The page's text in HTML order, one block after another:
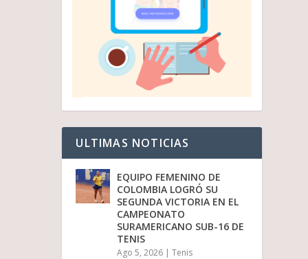
ULTIMAS NOTICIAS
EQUIPO FEMENINO DE
COLOMBIA LOGRÓ SU
SEGUNDA VICTORIA EN EL
CAMPEONATO
SURAMERICANO SUB-16 DE
TENIS
Ago 5, 2026 |Tenis